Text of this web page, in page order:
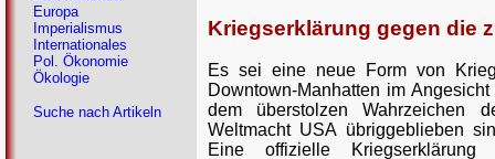
Kriegserklärung gegen die
Es sei eine neue Form von
Downtown-Manhatten im
dem überstolzen Wahrzeichen
Weltmacht USA übriggeblieben
Eine offizielle
Europa
Imperialismus
Internationales
Pol. Ökonomie
Ökologie
Suche nach Artikeln